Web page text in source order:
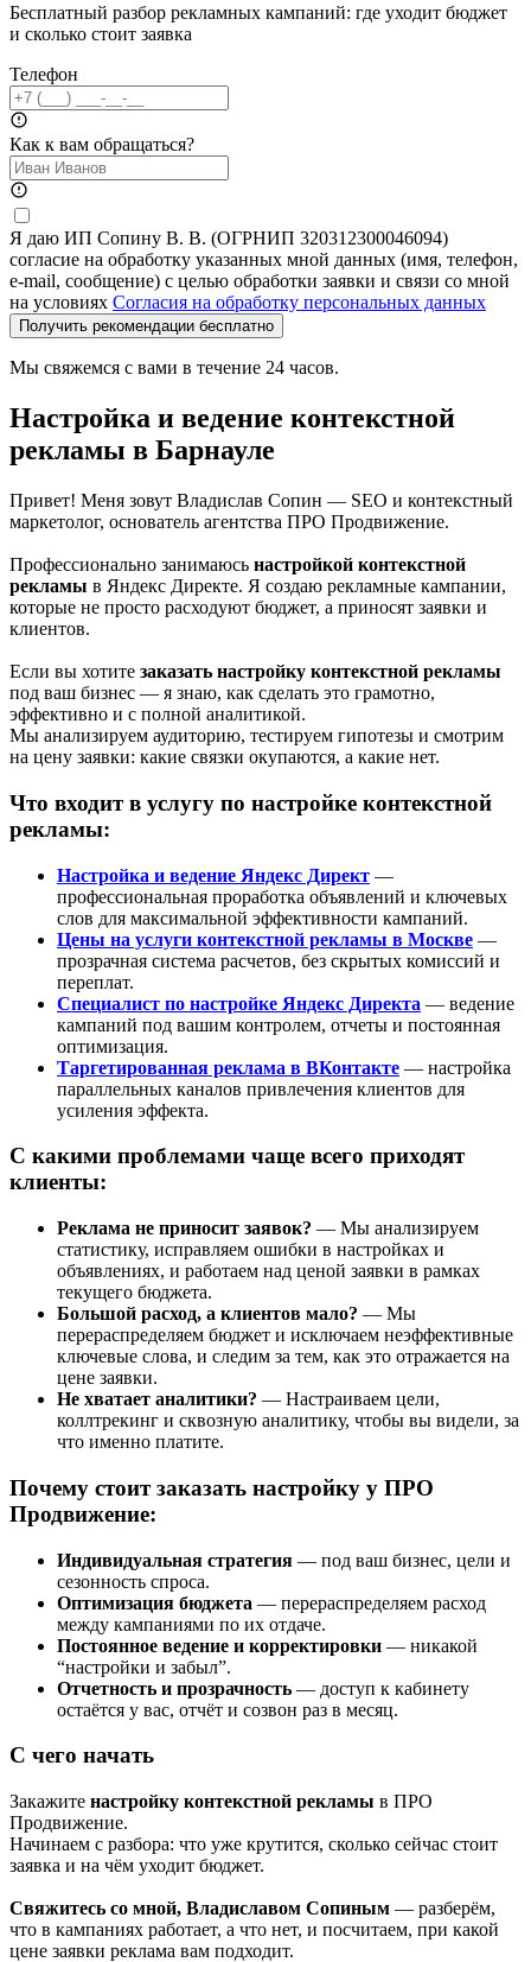
Бесплатный разбор рекламных кампаний: где уходит бюджет
и сколько стоит заявка
Телефон
Как к вам обращаться?
Я даю ИП Сопину В. В. (ОГРНИП 320312300046094)
согласие на обработку указанных мной данных (имя, телефон,
e-mail, сообщение) с целью обработки заявки и связи со мной
на условиях Согласия на обработку персональных данных
Получить рекомендации бесплатно
Мы свяжемся с вами в течение 24 часов.
Настройка и ведение контекстной
рекламы в Барнауле
Привет! Меня зовут Владислав Сопин — SEO и контекстный
маркетолог, основатель агентства ПРО Продвижение.
Профессионально занимаюсь настройкой контекстной
рекламы в Яндекс Директе. Я создаю рекламные кампании,
которые не просто расходуют бюджет, а приносят заявки и
клиентов.
Если вы хотите заказать настройку контекстной рекламы
под ваш бизнес — я знаю, как сделать это грамотно,
эффективно и с полной аналитикой.
Мы анализируем аудиторию, тестируем гипотезы и смотрим
на цену заявки: какие связки окупаются, а какие нет.
Что входит в услугу по настройке контекстной
рекламы:
Настройка и ведение Яндекс Директ —
профессиональная проработка объявлений и ключевых
слов для максимальной эффективности кампаний.
Цены на услуги контекстной рекламы в Москве —
прозрачная система расчетов, без скрытых комиссий и
переплат.
Специалист по настройке Яндекс Директа — ведение
кампаний под вашим контролем, отчеты и постоянная
оптимизация.
Таргетированная реклама в ВКонтакте — настройка
параллельных каналов привлечения клиентов для
усиления эффекта.
С какими проблемами чаще всего приходят
клиенты:
Реклама не приносит заявок? — Мы анализируем
статистику, исправляем ошибки в настройках и
объявлениях, и работаем над ценой заявки в рамках
текущего бюджета.
Большой расход, а клиентов мало? — Мы
перераспределяем бюджет и исключаем неэффективные
ключевые слова, и следим за тем, как это отражается на
цене заявки.
Не хватает аналитики? — Настраиваем цели,
коллтрекинг и сквозную аналитику, чтобы вы видели, за
что именно платите.
Почему стоит заказать настройку у ПРО
Продвижение:
Индивидуальная стратегия — под ваш бизнес, цели и
сезонность спроса.
Оптимизация бюджета — перераспределяем расход
между кампаниями по их отдаче.
Постоянное ведение и корректировки — никакой
“настройки и забыл”.
Отчетность и прозрачность — доступ к кабинету
остаётся у вас, отчёт и созвон раз в месяц.
С чего начать
Закажите настройку контекстной рекламы в ПРО
Продвижение.
Начинаем с разбора: что уже крутится, сколько сейчас стоит
заявка и на чём уходит бюджет.
Свяжитесь со мной, Владиславом Сопиным — разберём,
что в кампаниях работает, а что нет, и посчитаем, при какой
цене заявки реклама вам подходит.